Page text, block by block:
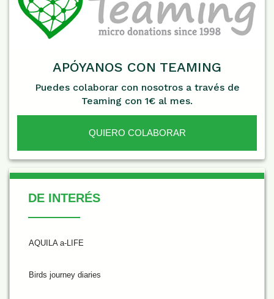
APÓYANOS CON TEAMING
Puedes colaborar con nosotros a través de
Teaming con 1€ al mes.
QUIERO COLABORAR
De Interés
DE INTERÉS
AQUILA a-LIFE
Birds journey diaries